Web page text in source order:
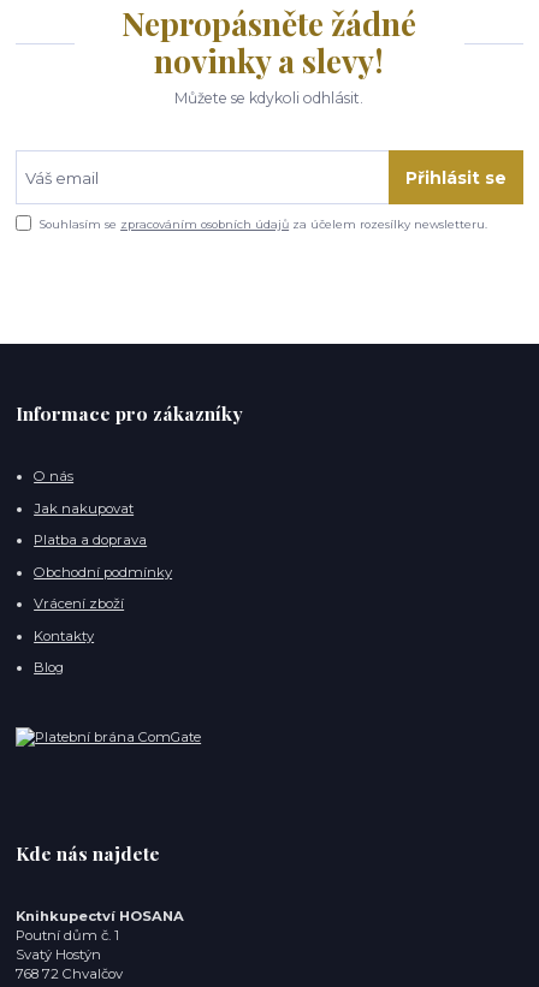
Nepropásněte žádné
novinky a slevy!
Můžete se kdykoli odhlásit.
Přihlásit se
Souhlasím se zpracováním osobních údajů za účelem rozesílky newsletteru.
Informace pro zákazníky
O nás
Jak nakupovat
Platba a doprava
Obchodní podmínky
Vrácení zboží
Kontakty
Blog
Kde nás najdete
Knihkupectví HOSANA
Poutní dům č. 1
Svatý Hostýn
768 72 Chvalčov